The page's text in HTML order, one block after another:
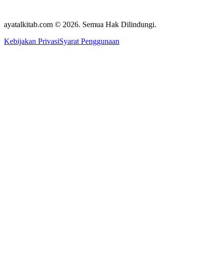
ayatalkitab.com © 2026. Semua Hak Dilindungi.
Kebijakan PrivasiSyarat Penggunaan